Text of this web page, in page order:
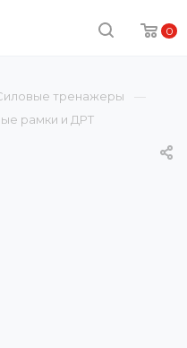
0
тренажеры
рамки и ДРТ